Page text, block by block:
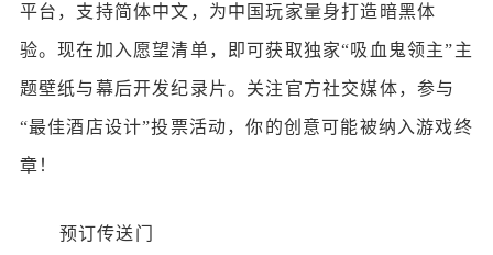
平台，支持简体中文，为中国玩家量身打造暗黑体
验。现在加入愿望清单，即可获取独家“吸血鬼领主”主
题壁纸与幕后开发纪录片。关注官方社交媒体，参与
“最佳酒店设计”投票活动，你的创意可能被纳入游戏终
章！
预订传送门